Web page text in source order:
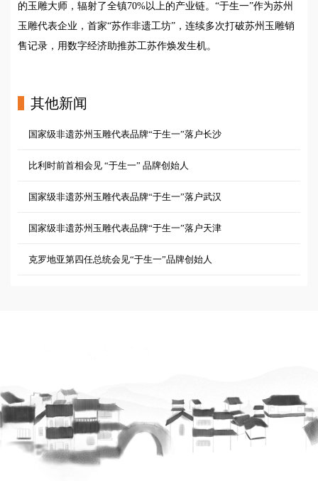
的玉雕大师，辐射了全镇70%以上的产业链。“于生一”作为苏州
玉雕代表企业，首家“苏作非遗工坊”，连续多次打破苏州玉雕销
售记录，用数字经济助推苏工苏作焕发生机。
其他新闻
国家级非遗苏州玉雕代表品牌“于生一”落户长沙
比利时前首相会见 “于生一” 品牌创始人
国家级非遗苏州玉雕代表品牌“于生一”落户武汉
国家级非遗苏州玉雕代表品牌“于生一”落户天津
克罗地亚第四任总统会见“于生一”品牌创始人